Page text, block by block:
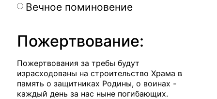
Вечное поминовение
Пожертвование:
Пожертвования за требы будут
израсходованы на строительство Храма в
память о защитниках Родины, о воинах -
каждый день за нас ныне погибающих.